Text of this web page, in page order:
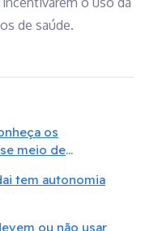
de saúde.
os
meio de
tem autonomia
ou não usar